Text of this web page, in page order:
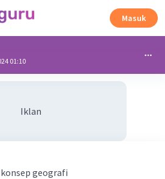
Masuk
01:10
Iklan
geografi